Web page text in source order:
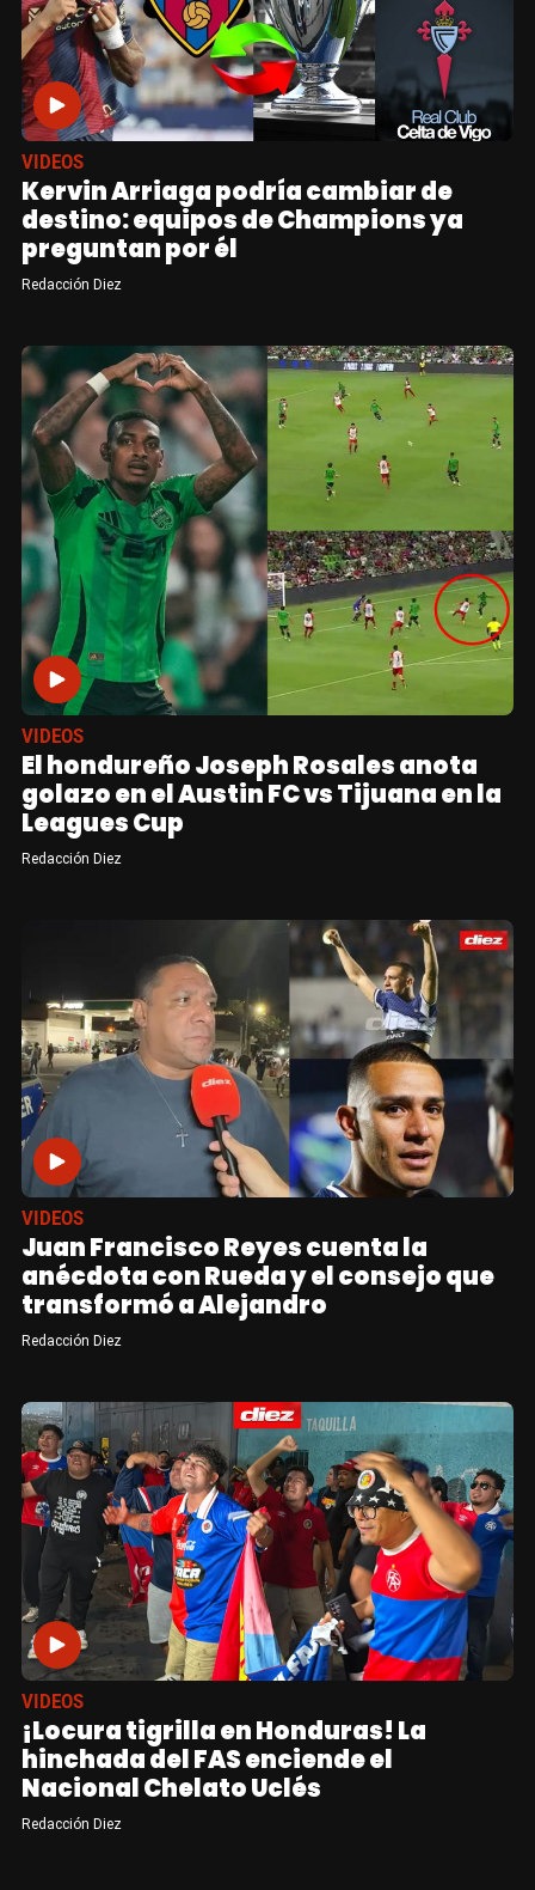
VIDEOS
Kervin Arriaga podría cambiar de
destino: equipos de Champions ya
preguntan por él
Redacción Diez
VIDEOS
El hondureño Joseph Rosales anota
golazo en el Austin FC vs Tijuana en la
Leagues Cup
Redacción Diez
VIDEOS
Juan Francisco Reyes cuenta la
anécdota con Rueda y el consejo que
transformó a Alejandro
Redacción Diez
VIDEOS
¡Locura tigrilla en Honduras! La
hinchada del FAS enciende el
Nacional Chelato Uclés
Redacción Diez